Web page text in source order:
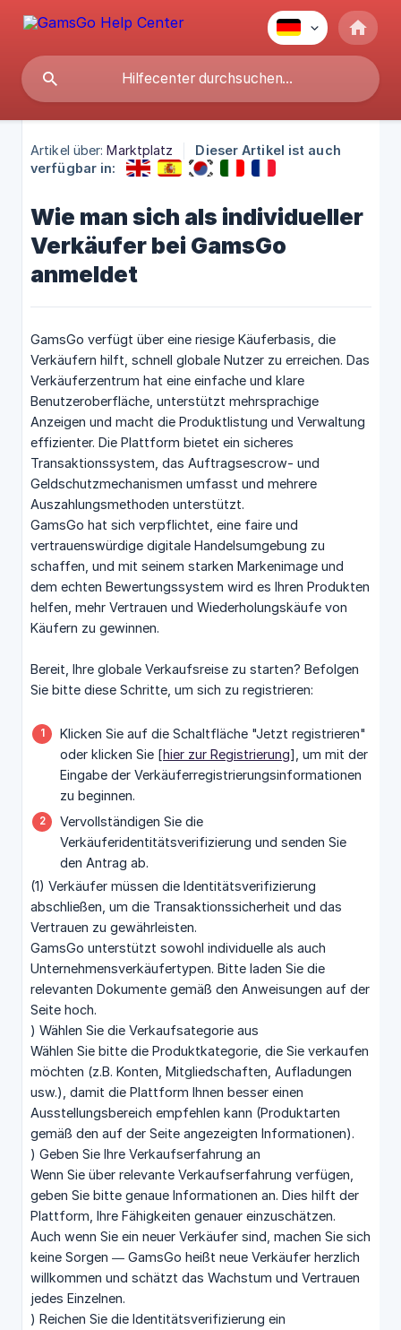
Artikel über: Marktplatz
Dieser Artikel ist auch
verfügbar in:
Wie man sich als individueller
Verkäufer bei GamsGo
anmeldet
GamsGo verfügt über eine riesige Käuferbasis, die
Verkäufern hilft, schnell globale Nutzer zu erreichen. Das
Verkäuferzentrum hat eine einfache und klare
Benutzeroberfläche, unterstützt mehrsprachige
Anzeigen und macht die Produktlistung und Verwaltung
effizienter. Die Plattform bietet ein sicheres
Transaktionssystem, das Auftragsescrow- und
Geldschutzmechanismen umfasst und mehrere
Auszahlungsmethoden unterstützt.
GamsGo hat sich verpflichtet, eine faire und
vertrauenswürdige digitale Handelsumgebung zu
schaffen, und mit seinem starken Markenimage und
dem echten Bewertungssystem wird es Ihren Produkten
helfen, mehr Vertrauen und Wiederholungskäufe von
Käufern zu gewinnen.
Bereit, Ihre globale Verkaufsreise zu starten? Befolgen
Sie bitte diese Schritte, um sich zu registrieren:
Klicken Sie auf die Schaltfläche "Jetzt registrieren"
oder klicken Sie [hier zur Registrierung], um mit der
Eingabe der Verkäuferregistrierungsinformationen
zu beginnen.
Vervollständigen Sie die
Verkäuferidentitätsverifizierung und senden Sie
den Antrag ab.
(1) Verkäufer müssen die Identitätsverifizierung
abschließen, um die Transaktionssicherheit und das
Vertrauen zu gewährleisten.
GamsGo unterstützt sowohl individuelle als auch
Unternehmensverkäufertypen. Bitte laden Sie die
relevanten Dokumente gemäß den Anweisungen auf der
Seite hoch.
) Wählen Sie die Verkaufsategorie aus
Wählen Sie bitte die Produktkategorie, die Sie verkaufen
möchten (z.B. Konten, Mitgliedschaften, Aufladungen
usw.), damit die Plattform Ihnen besser einen
Ausstellungsbereich empfehlen kann (Produktarten
gemäß den auf der Seite angezeigten Informationen).
) Geben Sie Ihre Verkaufserfahrung an
Wenn Sie über relevante Verkaufserfahrung verfügen,
geben Sie bitte genaue Informationen an. Dies hilft der
Plattform, Ihre Fähigkeiten genauer einzuschätzen.
Auch wenn Sie ein neuer Verkäufer sind, machen Sie sich
keine Sorgen — GamsGo heißt neue Verkäufer herzlich
willkommen und schätzt das Wachstum und Vertrauen
jedes Einzelnen.
) Reichen Sie die Identitätsverifizierung ein